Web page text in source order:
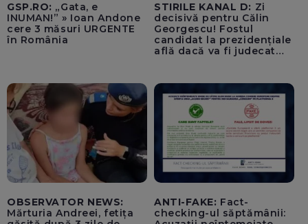
GSP.RO: „Gata, e
INUMAN!” » Ioan Andone
cere 3 măsuri URGENTE
în România
STIRILE KANAL D: Zi
decisivă pentru Călin
Georgescu! Fostul
candidat la prezidențiale
află dacă va fi judecat
OBSERVATOR NEWS:
Mărturia Andreei, fetița
ANTI-FAKE: Fact-
checking-ul săptămânii: